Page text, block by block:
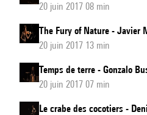
20 juin 2017 08 min
The Fury of Nature - Javier
20 juin 2017 13 min
Temps de terre - Gonzalo
20 juin 2017 07 min
Le crabe des cocotiers -